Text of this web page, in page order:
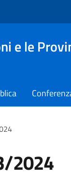
e le
2024